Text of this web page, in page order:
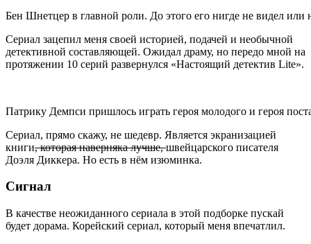
Бен Шнетцер в главной роли. До этого его нигде не видел или
Сериал зацепил меня своей историей, подачей и необычной
детективной составляющей. Ожидал драму, но передо мной на
протяжении 10 серий развернулся «Настоящий детектив Lite».
Патрику Демпси пришлось играть героя молодого и героя
Сериал, прямо скажу, не шедевр. Является экранизацией
книги, которая наверняка лучше,швейцарского писателя
Доэля Диккера. Но есть в нём изюминка.
Сигнал
В качестве неожиданного сериала в этой подборке пускай
будет дорама. Корейский сериал, который меня впечатлил.